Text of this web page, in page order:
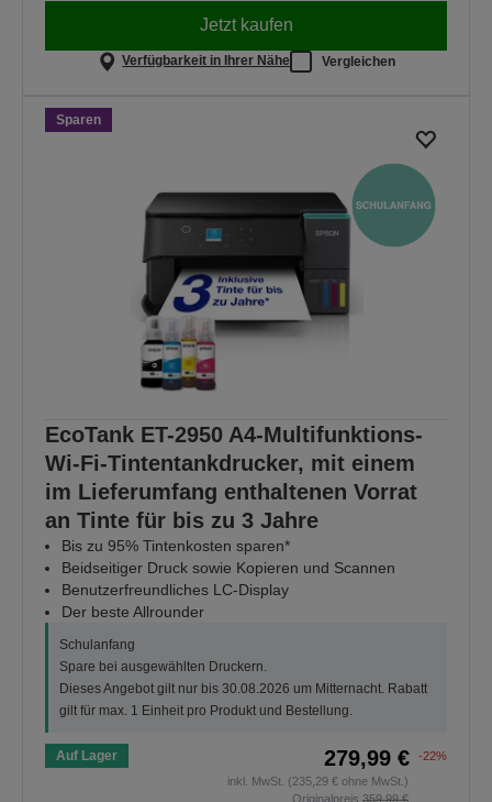
Jetzt kaufen
Verfügbarkeit in Ihrer Nähe Vergleichen
Sparen
EcoTank ET-2950 A4-Multifunktions-
Wi-Fi-Tintentankdrucker, mit einem
im Lieferumfang enthaltenen Vorrat
an Tinte für bis zu 3 Jahre
Bis zu 95% Tintenkosten sparen*
Beidseitiger Druck sowie Kopieren und Scannen
Benutzerfreundliches LC-Display
Der beste Allrounder
Schulanfang
Spare bei ausgewählten Druckern.
Dieses Angebot gilt nur bis 30.08.2026 um Mitternacht. Rabatt
gilt für max. 1 Einheit pro Produkt und Bestellung.
Auf Lager 279,99 €
-22%
inkl. MwSt. (235,29 € ohne MwSt.)
Originalpreis 359,99 €